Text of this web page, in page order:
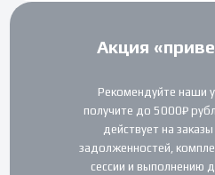
Акция
Рекомендуйте наши
получите до 5000₽
действует на
задолженностей,
сессии и выполнению